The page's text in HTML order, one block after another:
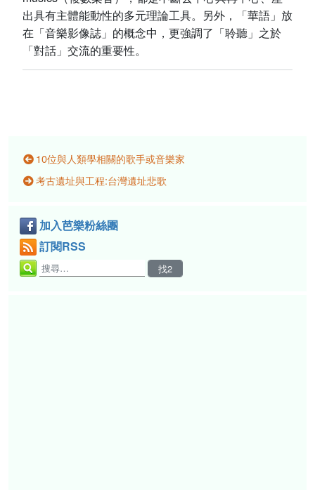
出具有主體能動性的多元理論工具。另外，「華語」放
在「音樂影像誌」的概念中，更強調了「聆聽」之於
「對話」交流的重要性。
10位與人類學相關的歌手或音樂家
考古遺址與工程:台灣遺址悲歌
加入芭樂粉絲團
訂閱RSS